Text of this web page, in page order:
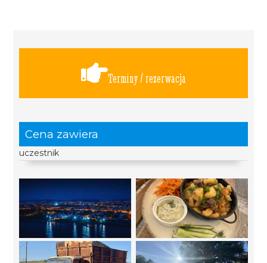
Terminy / rezerwacja
Cena zawiera
uczestnik